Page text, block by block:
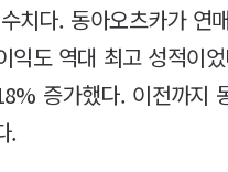
치다. 동아오츠카가 연
익도 역대 최고 성적이
증가했다. 이전까지
.